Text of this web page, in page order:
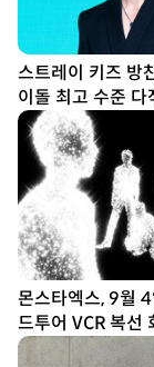
스트레이 키즈 방
이돌 최고 수준 다
몬스타엑스, 9월
드투어 VCR 복선